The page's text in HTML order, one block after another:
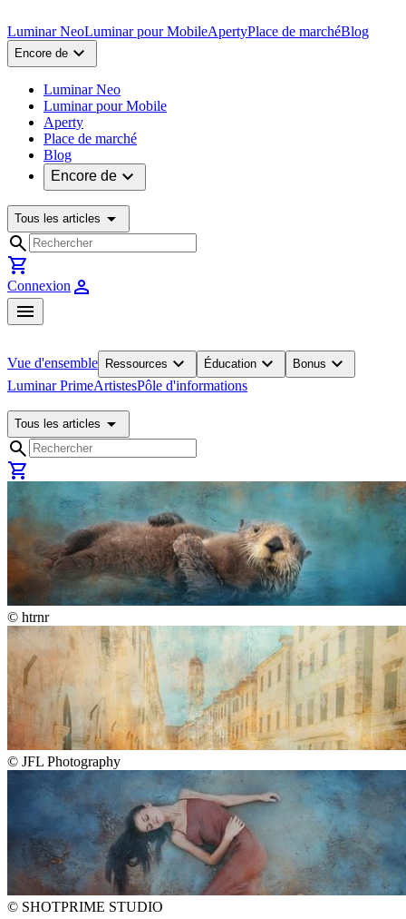
Luminar NeoLuminar pour MobileApertyPlace de marchéBlog
Encore de expand_more
Luminar Neo
Luminar pour Mobile
Aperty
Place de marché
Blog
Encore de expand_more
Tous les articles arrow_drop_down
search
shopping_cart
Connexion person
menu
Vue d'ensemble Ressources expand_more Éducation expand_more Bonus expand_more
Luminar PrimeArtistesPôle d'informations
Tous les articles arrow_drop_down
search
shopping_cart
© htrnr
© JFL Photography
© SHOTPRIME STUDIO